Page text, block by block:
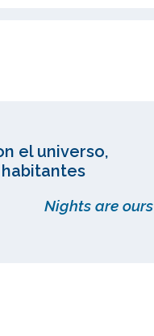
el universo,
Nights are ours